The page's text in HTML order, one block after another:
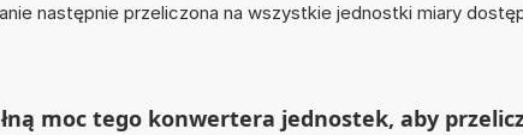
następnie przeliczona na wszystkie jednostki miary
moc tego konwertera jednostek, aby